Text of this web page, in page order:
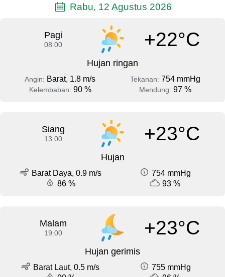
Rabu, 12 Agustus 2026
Pagi
08:00 +22°C
Hujan ringan
Angin: Barat, 1.8 m/s Tekanan: 754 mmHg
Kelembaban: 90 % Mendung: 97 %
Siang
13:00 +23°C
Hujan
Barat Daya, 0.9 m/s
754 mmHg
86 %
93 %
Malam
19:00 +23°C
Hujan gerimis
Barat Laut, 0.5 m/s
755 mmHg